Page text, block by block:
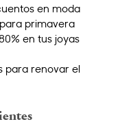
en moda
primavera
en tus joyas
para renovar el